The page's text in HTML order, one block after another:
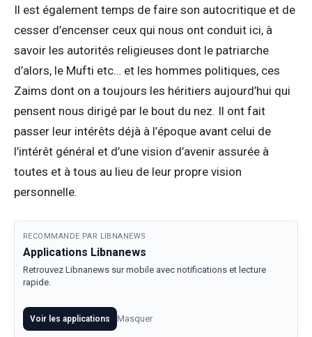
Il est également temps de faire son autocritique et de
cesser d’encenser ceux qui nous ont conduit ici, à
savoir les autorités religieuses dont le patriarche
d’alors, le Mufti etc… et les hommes politiques, ces
Zaims dont on a toujours les héritiers aujourd’hui qui
pensent nous dirigé par le bout du nez. Il ont fait
passer leur intérêts déjà à l’époque avant celui de
l’intérêt général et d’une vision d’avenir assurée à
toutes et à tous au lieu de leur propre vision
personnelle.
RECOMMANDE PAR LIBNANEWS
Applications Libnanews
Retrouvez Libnanews sur mobile avec notifications et lecture
rapide.
Voir les applications Masquer